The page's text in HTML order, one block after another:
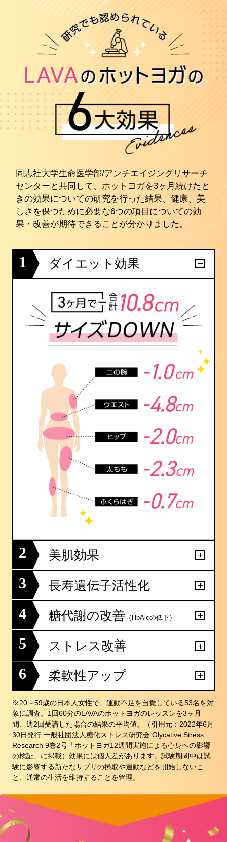
同志社大学生命医学部/アンチエイジングリサーチ
センターと共同して、ホットヨガを3ヶ月続けたと
きの効果についての研究を行った結果、健康、美
しさを保つために必要な6つの項目についての効
果・改善が期待できることが分かりました。
1 ダイエット効果
2 美肌効果
3 長寿遺伝子活性化
4 糖代謝の改善 （HbAlcの低下）
5 ストレス改善
6 柔軟性アップ
※20～59歳の日本人女性で、運動不足を自覚している53名を対
象に調査。1回60分のLAVAのホットヨガのレッスンを3ヶ月
間、週2回受講した場合の結果の平均値。（引用元：2022年6月
30日発行 一般社団法人糖化ストレス研究会 Glycative Stress
Research 9巻2号「ホットヨガ12週間実施による心身への影響
の検証」に掲載）効果には個人差があります。試験期間中は試
験に影響する新たなサプリの摂取や運動などを開始しないこ
と、通常の生活を維持することを管理。